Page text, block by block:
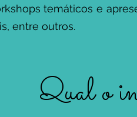
temáticos e
entre outros.
Qual o